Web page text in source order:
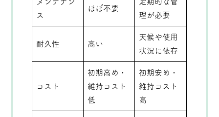
ス
ほぼ不要
理が必要
耐久性 高い
天候や使用
状況に依存
コスト
初期高め・
維持コスト
低
初期安め・
維持コスト
高